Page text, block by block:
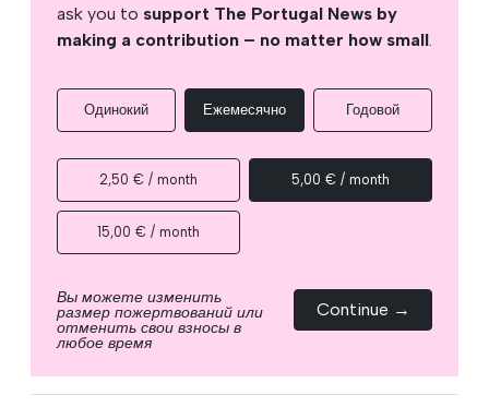
ask you to support The Portugal News by
making a contribution – no matter how small.
Одинокий Ежемесячно Годовой
2,50 € / month 5,00 € / month
15,00 € / month
Вы можете изменить
размер пожертвований или
отменить свои взносы в
любое время
Continue →